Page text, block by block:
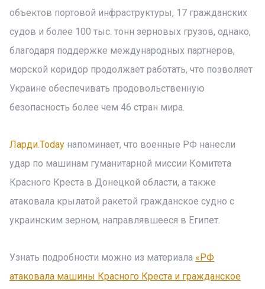
объектов портовой инфраструктуры, 17 гражданских
судов и более 100 тыс. тонн зерновых грузов, однако,
благодаря поддержке международных партнеров,
морской коридор продолжает работать, что позволяет
Украине обеспечивать продовольственную
безопасность более чем 46 стран мира.
Ларди.Today напоминает, что военные РФ нанесли
удар по машинам гуманитарной миссии Комитета
Красного Креста в Донецкой области, а также
атаковала крылатой ракетой гражданское судно с
украинским зерном, направлявшееся в Египет.
Узнать подробности можно из материала «РФ
атаковала машины Красного Креста и гражданское